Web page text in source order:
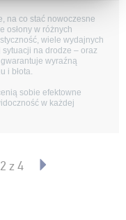
na co stać nowoczesne
osłony w różnych
wiele wydajnych
na drodze – oraz
wyraźną
i błota.
sobie efektowne
w każdej
z 4